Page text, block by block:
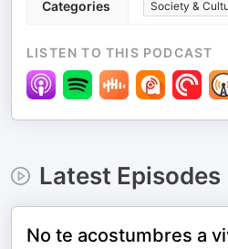
Categories Society &
LISTEN TO THIS PODCAST
Latest Episodes
No te acostumbres a